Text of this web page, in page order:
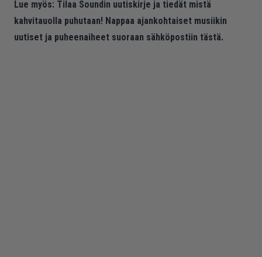
Lue myös: Tilaa Soundin uutiskirje ja tiedät mistä
kahvitauolla puhutaan! Nappaa ajankohtaiset musiikin
uutiset ja puheenaiheet suoraan sähköpostiin tästä.